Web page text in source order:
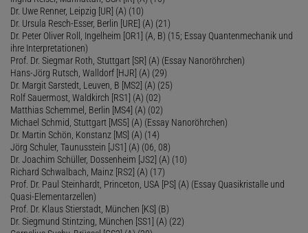
Dr. Uwe Renner, Leipzig [UR] (A) (10)
Dr. Ursula Resch-Esser, Berlin [URE] (A) (21)
Dr. Peter Oliver Roll, Ingelheim [OR1] (A, B) (15; Essay Quantenmechanik und
ihre Interpretationen)
Prof. Dr. Siegmar Roth, Stuttgart [SR] (A) (Essay Nanoröhrchen)
Hans-Jörg Rutsch, Walldorf [HJR] (A) (29)
Dr. Margit Sarstedt, Leuven, B [MS2] (A) (25)
Rolf Sauermost, Waldkirch [RS1] (A) (02)
Matthias Schemmel, Berlin [MS4] (A) (02)
Michael Schmid, Stuttgart [MS5] (A) (Essay Nanoröhrchen)
Dr. Martin Schön, Konstanz [MS] (A) (14)
Jörg Schuler, Taunusstein [JS1] (A) (06, 08)
Dr. Joachim Schüller, Dossenheim [JS2] (A) (10)
Richard Schwalbach, Mainz [RS2] (A) (17)
Prof. Dr. Paul Steinhardt, Princeton, USA [PS] (A) (Essay Quasikristalle und
Quasi-Elementarzellen)
Prof. Dr. Klaus Stierstadt, München [KS] (B)
Dr. Siegmund Stintzing, München [SS1] (A) (22)